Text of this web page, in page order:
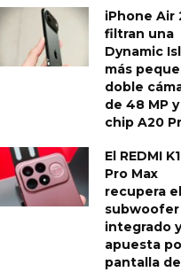
iPhone Air
filtran una
Dynamic
más
doble
de 48 MP y
chip A20
El REDMI
Pro Max
recupera el
subwoofer
integrado y
apuesta
pantalla de